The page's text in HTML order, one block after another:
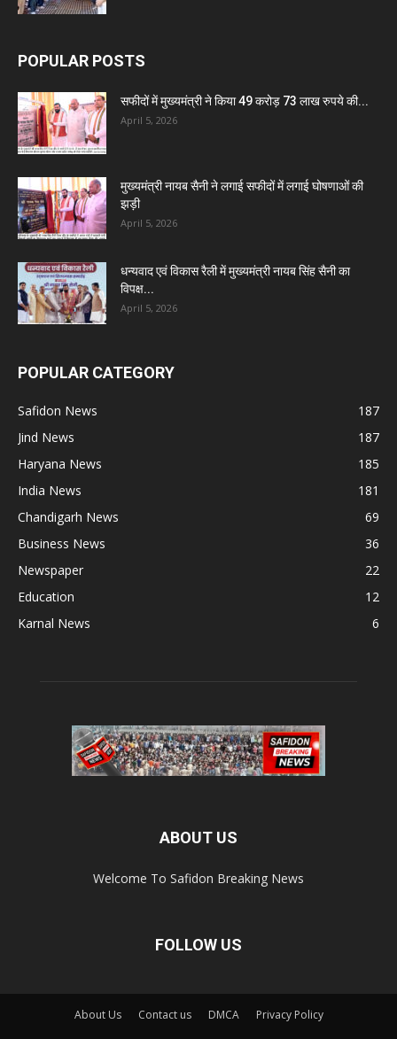
POPULAR POSTS
सफीदों में मुख्यमंत्री ने किया 49 करोड़ 73 लाख रुपये की...
April 5, 2026
मुख्यमंत्री नायब सैनी ने लगाई सफीदों में लगाई घोषणाओं की
झड़ी
April 5, 2026
धन्यवाद एवं विकास रैली में मुख्यमंत्री नायब सिंह सैनी का
विपक्ष...
April 5, 2026
POPULAR CATEGORY
Safidon News
187
Jind News
187
Haryana News
185
India News
181
Chandigarh News
69
Business News
36
Newspaper
22
Education
12
Karnal News
6
ABOUT US
Welcome To Safidon Breaking News
FOLLOW US
About Us Contact us DMCA Privacy Policy